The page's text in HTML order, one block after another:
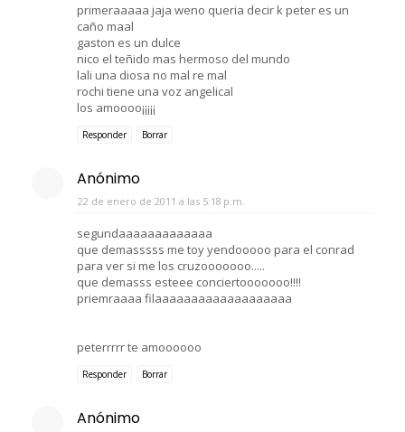
primeraaaaa jaja weno queria decir k peter es un
caño maal
gaston es un dulce
nico el teñido mas hermoso del mundo
lali una diosa no mal re mal
rochi tiene una voz angelical
los amoooo¡¡¡¡¡
Responder Borrar
Anónimo
22 de enero de 2011 a las 5:18 p.m.
segundaaaaaaaaaaaaa
que demasssss me toy yendooooo para el conrad
para ver si me los cruzooooooo.....
que demasss esteee conciertooooooo!!!!
priemraaaa filaaaaaaaaaaaaaaaaaaa
peterrrrr te amoooooo
Responder Borrar
Anónimo